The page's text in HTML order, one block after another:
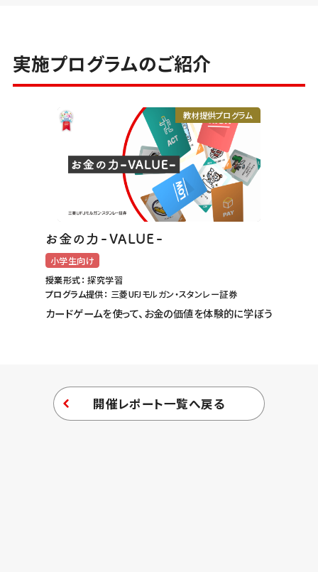
実施プログラムのご紹介
教材提供プログラム
お金の力-VALUE-
小学生向け
授業形式： 探究学習
プログラム提供： 三菱UFJモルガン・スタンレー証券
カードゲームを使って、お金の価値を体験的に学ぼう
開催レポート一覧へ戻る